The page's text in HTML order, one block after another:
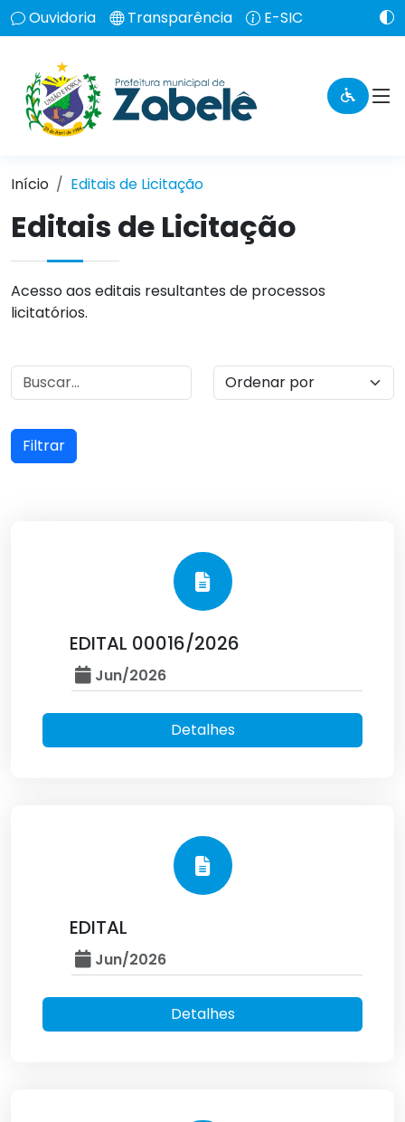
Ouvidoria Transparência E-SIC
Início Editais de Licitação
Editais de Licitação
Acesso aos editais resultantes de processos
licitatórios.
Filtrar
EDITAL 00016/2026
Jun/2026
Detalhes
EDITAL
Jun/2026
Detalhes